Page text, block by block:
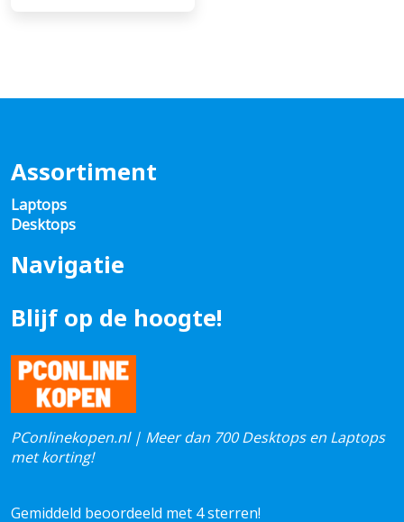
Assortiment
Laptops
Desktops
Navigatie
Blijf op de hoogte!
PConlinekopen.nl | Meer dan 700 Desktops en Laptops
met korting!
Gemiddeld beoordeeld met 4 sterren!